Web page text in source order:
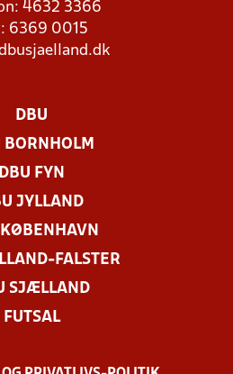
4632 3366
6369 0015
DBU
BORNHOLM
DBU FYN
JYLLAND
KØBENHAVN
FALSTER
SJÆLLAND
FUTSAL